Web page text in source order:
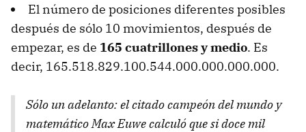
El número de posiciones diferentes posibles
después de sólo 10 movimientos, después de
empezar, es de 165 cuatrillones y medio. Es
decir, 165.518.829.100.544.000.000.000.000.
Sólo un adelanto: el citado campeón del mundo y
matemático Max Euwe calculó que si doce mil